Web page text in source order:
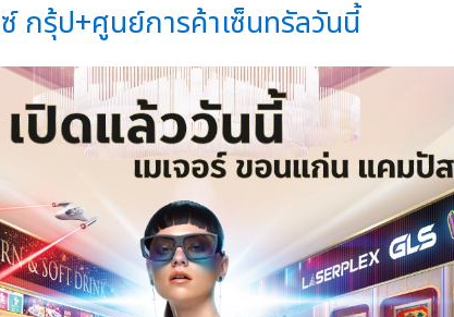
กรุ้ป+ศูนย์การค้าเซ็นทรัลวันนี้